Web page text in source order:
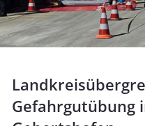
Gefahrgutübung